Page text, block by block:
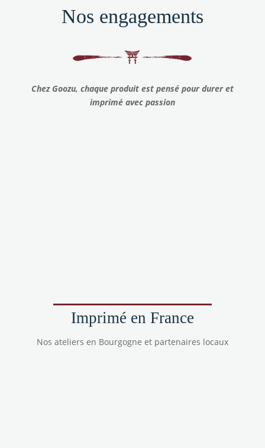
Nos engagements
Chez Goozu, chaque produit est pensé pour durer et
imprimé avec passion
Imprimé en France
Nos ateliers en Bourgogne et partenaires locaux